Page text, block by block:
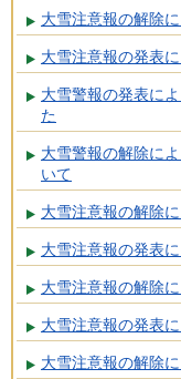
大雪注意報の解除
大雪注意報の発表
大雪警報の発表に
た
大雪警報の解除に
いて
大雪注意報の解除
大雪注意報の発表
大雪注意報の解除
大雪注意報の発表
大雪注意報の解除